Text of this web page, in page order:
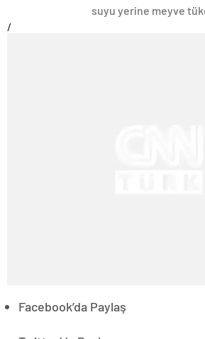
suyu yerine meyve
/
Facebook’da Paylaş